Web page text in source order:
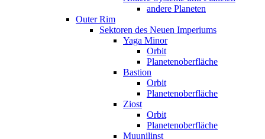
andere Planeten
Outer Rim
Sektoren des Neuen Imperiums
Yaga Minor
Orbit
Planetenoberfläche
Bastion
Orbit
Planetenoberfläche
Ziost
Orbit
Planetenoberfläche
Muunilinst